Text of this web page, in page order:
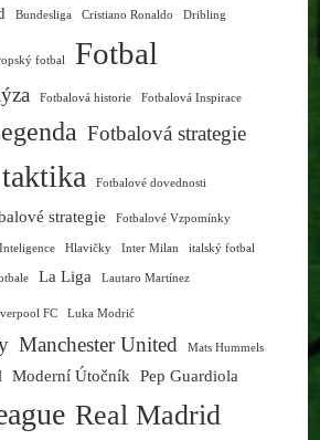
Bundesliga Cristiano Ronaldo Dribling
fotbal Fotbal
Fotbalová historie Fotbalová Inspirace
Fotbalová strategie
Fotbalové dovednosti
strategie Fotbalové Vzpomínky
Hlavičky Inter Milan italský fotbal
La Liga Lautaro Martínez
FC Luka Modrić
Manchester United Mats Hummels
Moderní Útočník Pep Guardiola
Real Madrid